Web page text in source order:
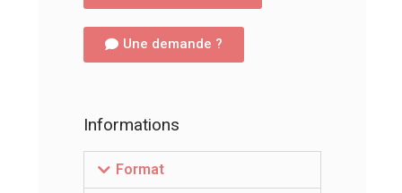
Une demande ?
Informations
Format